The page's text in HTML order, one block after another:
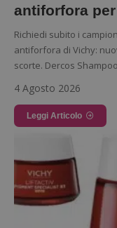
antiforfora
Richiedi subito i
antiforfora di Vichy:
scorte. Dercos
4 Agosto 2026
Leggi Articolo